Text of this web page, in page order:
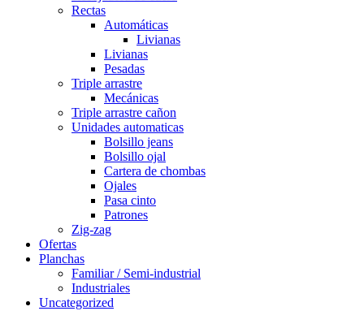
Rectas
Automáticas
Livianas
Livianas
Pesadas
Triple arrastre
Mecánicas
Triple arrastre cañon
Unidades automaticas
Bolsillo jeans
Bolsillo ojal
Cartera de chombas
Ojales
Pasa cinto
Patrones
Zig-zag
Ofertas
Planchas
Familiar / Semi-industrial
Industriales
Uncategorized